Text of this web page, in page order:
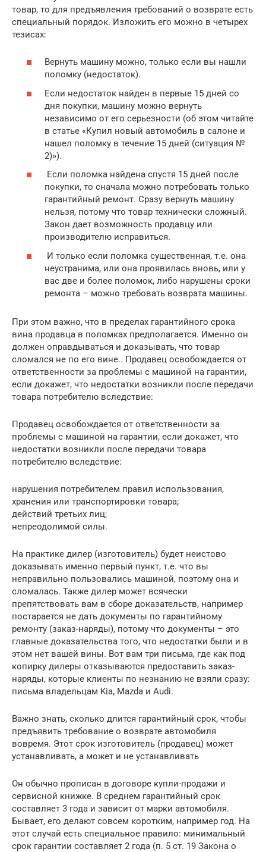
товар, то для предъявления требований о возврате есть
специальный порядок. Изложить его можно в четырех
тезисах:
Вернуть машину можно, только если вы нашли
поломку (недостаток).
Если недостаток найден в первые 15 дней со
дня покупки, машину можно вернуть
независимо от его серьезности (об этом читайте
в статье «Купил новый автомобиль в салоне и
нашел поломку в течение 15 дней (ситуация №
2)»).
Если поломка найдена спустя 15 дней после
покупки, то сначала можно потребовать только
гарантийный ремонт. Сразу вернуть машину
нельзя, потому что товар технически сложный.
Закон дает возможность продавцу или
производителю исправиться.
И только если поломка существенная, т.е. она
неустранима, или она проявилась вновь, или у
вас две и более поломок, либо нарушены сроки
ремонта – можно требовать возврата машины.
При этом важно, что в пределах гарантийного срока
вина продавца в поломках предполагается. Именно он
должен оправдываться и доказывать, что товар
сломался не по его вине.. Продавец освобождается от
ответственности за проблемы с машиной на гарантии,
если докажет, что недостатки возникли после передачи
товара потребителю вследствие:
Продавец освобождается от ответственности за
проблемы с машиной на гарантии, если докажет, что
недостатки возникли после передачи товара
потребителю вследствие:
нарушения потребителем правил использования,
хранения или транспортировки товара;
действий третьих лиц;
непреодолимой силы.
На практике дилер (изготовитель) будет неистово
доказывать именно первый пункт, т.е. что вы
неправильно пользовались машиной, поэтому она и
сломалась. Также дилер может всячески
препятствовать вам в сборе доказательств, например
постарается не дать документы по гарантийному
ремонту (заказ-наряды), потому что документы – это
главные доказательства того, что недостатки были и в
этом нет вашей вины. Вот вам три письма, где как под
копирку дилеры отказываются предоставить заказ-
наряды, которые клиенты по незнанию не взяли сразу:
письма владельцам Kia, Mazda и Audi.
Важно знать, сколько длится гарантийный срок, чтобы
предъявить требование о возврате автомобиля
вовремя. Этот срок изготовитель (продавец) может
устанавливать, а может и не устанавливать
Он обычно прописан в договоре купли-продажи и
сервисной книжке. В среднем гарантийный срок
составляет 3 года и зависит от марки автомобиля.
Бывает, его делают совсем коротким, например год. На
этот случай есть специальное правило: минимальный
срок гарантии составляет 2 года (п. 5 ст. 19 Закона о